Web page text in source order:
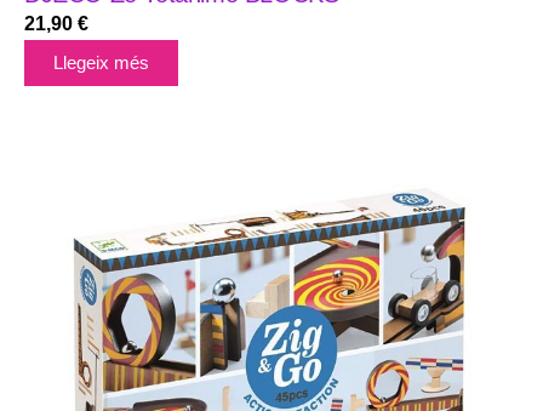
21,90 €
Llegeix més